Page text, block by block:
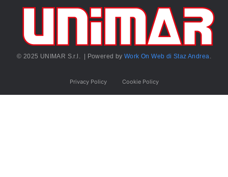
© 2025 UNIMAR S.r.l. | Powered byWork On Web di Staz Andrea.
Privacy Policy Cookie Policy